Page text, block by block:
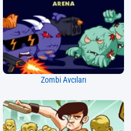
Zombi Avcıları